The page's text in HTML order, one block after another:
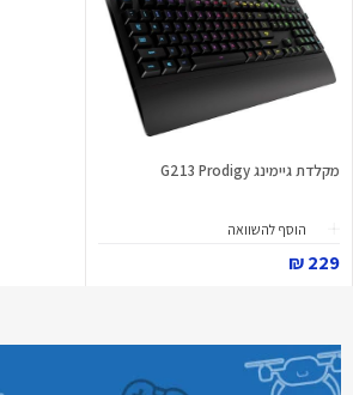
מקלדת גיימינג G213 Prodigy
הוסף להשוואה
229 ₪